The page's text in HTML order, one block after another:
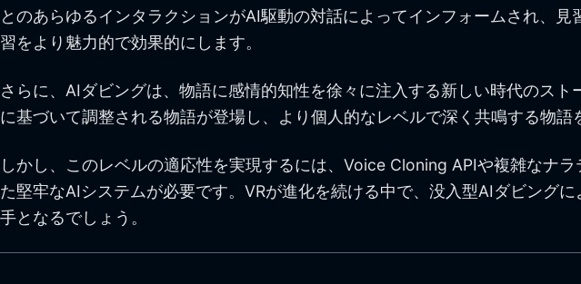
とのあらゆるインタラクションがAI駆動の対話によってインフォームされ、
習をより魅力的で効果的にします。
さらに、AIダビングは、物語に感情的知性を徐々に注入する新しい時代のス
に基づいて調整される物語が登場し、より個人的なレベルで深く共鳴する物語
しかし、このレベルの適応性を実現するには、Voice Cloning APIや複雑なナ
た堅牢なAIシステムが必要です。VRが進化を続ける中で、没入型AIダビング
手となるでしょう。